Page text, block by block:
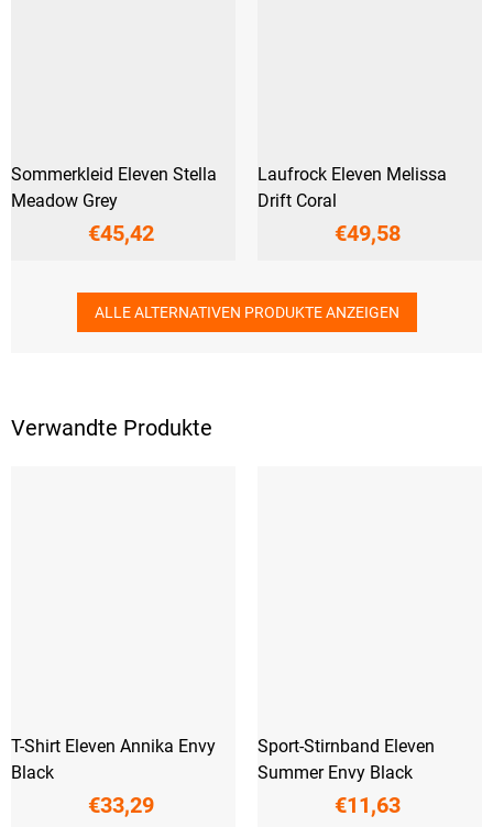
Verwandte Produkte
T-Shirt Eleven Annika Envy
Black
€33,29
Sport-Stirnband Eleven
Summer Envy Black
€11,63
Sommerkleid Eleven Stella
Meadow Grey
€45,42
Laufrock Eleven Melissa
Drift Coral
€49,58
ALLE ALTERNATIVEN PRODUKTE ANZEIGEN